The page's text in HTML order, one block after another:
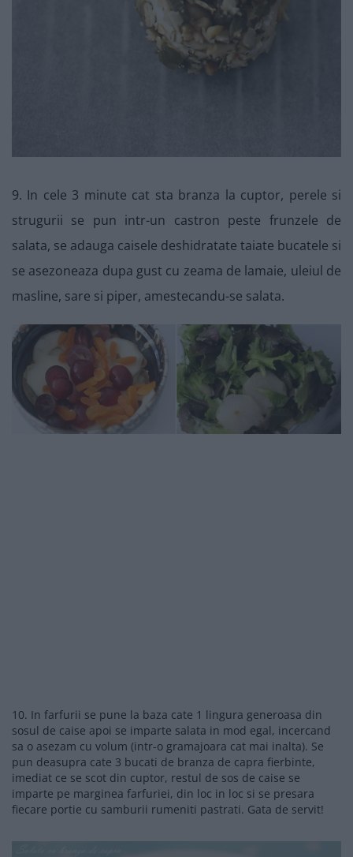
9. In cele 3 minute cat sta branza la cuptor, perele si
strugurii se pun intr-un castron peste frunzele de
salata, se adauga caisele deshidratate taiate bucatele si
se asezoneaza dupa gust cu zeama de lamaie, uleiul de
masline, sare si piper, amestecandu-se salata.
10. In farfurii se pune la baza cate 1 lingura generoasa din
sosul de caise apoi se imparte salata in mod egal, incercand
sa o asezam cu volum (intr-o gramajoara cat mai inalta). Se
pun deasupra cate 3 bucati de branza de capra fierbinte,
imediat ce se scot din cuptor, restul de sos de caise se
imparte pe marginea farfuriei, din loc in loc si se presara
fiecare portie cu samburii rumeniti pastrati. Gata de servit!